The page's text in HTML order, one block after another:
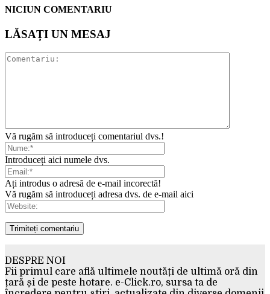
NICIUN COMENTARIU
LĂSAȚI UN MESAJ
Vă rugăm să introduceți comentariul dvs.!
Introduceți aici numele dvs.
Ați introdus o adresă de e-mail incorectă!
Vă rugăm să introduceți adresa dvs. de e-mail aici
DESPRE NOI
Fii primul care află ultimele noutăți de ultimă oră din
țară și de peste hotare. e-Click.ro, sursa ta de